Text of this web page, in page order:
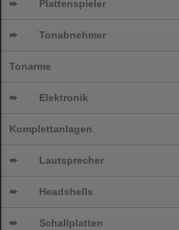
➨ Plattenspieler
➨ Tonabnehmer
Tonarme
➨ Elektronik
Komplettanlagen
➨ Lautsprecher
➨ Headshells
➨ Schallplatten